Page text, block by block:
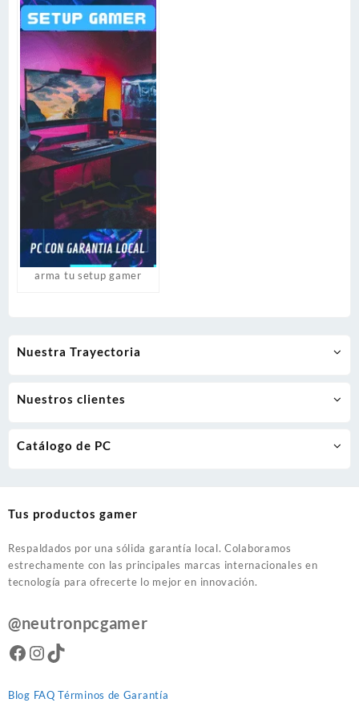
arma tu setup gamer
Nuestra Trayectoria
Nuestros clientes
Catálogo de PC
Tus productos gamer
Respaldados por una sólida garantía local. Colaboramos
estrechamente con las principales marcas internacionales en
tecnología para ofrecerte lo mejor en innovación.
@neutronpcgamer
Facebook
Instagram
TikTok
Blog FAQ Términos de Garantía